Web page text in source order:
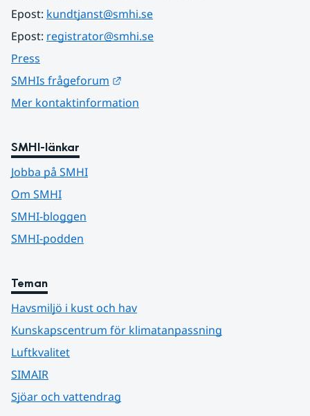
Epost: kundtjanst@smhi.se
Epost: registrator@smhi.se
Press
SMHIs frågeforum
Mer kontaktinformation
SMHI-länkar
Jobba på SMHI
Om SMHI
SMHI-bloggen
SMHI-podden
Teman
Havsmiljö i kust och hav
Kunskapscentrum för klimatanpassning
Luftkvalitet
SIMAIR
Sjöar och vattendrag